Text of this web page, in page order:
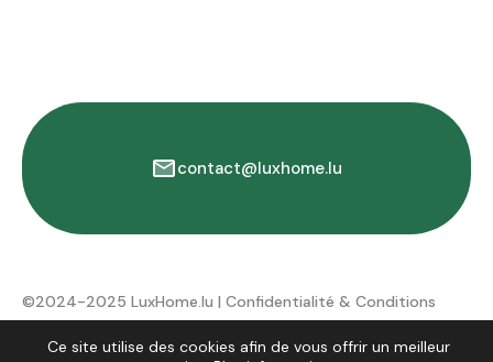
contact@luxhome.lu
©2024-2025 LuxHome.lu | Confidentialité & Conditions
d'utilisation
Ce site utilise des cookies afin de vous offrir un meilleur